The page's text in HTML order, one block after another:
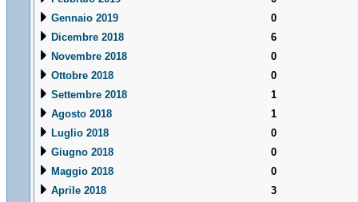
Gennaio 2019
0
Dicembre 2018
6
Novembre 2018
0
Ottobre 2018
0
Settembre 2018
1
Agosto 2018
1
Luglio 2018
0
Giugno 2018
0
Maggio 2018
0
Aprile 2018
3